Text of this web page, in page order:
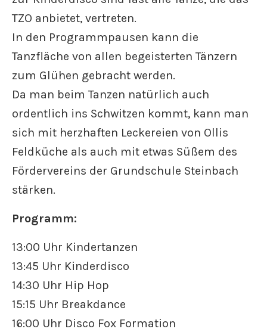
TZO anbietet, vertreten.
In den Programmpausen kann die
Tanzfläche von allen begeisterten Tänzern
zum Glühen gebracht werden.
Da man beim Tanzen natürlich auch
ordentlich ins Schwitzen kommt, kann man
sich mit herzhaften Leckereien von Ollis
Feldküche als auch mit etwas Süßem des
Fördervereins der Grundschule Steinbach
stärken.
Programm:
13:00 Uhr Kindertanzen
13:45 Uhr Kinderdisco
14:30 Uhr Hip Hop
15:15 Uhr Breakdance
16:00 Uhr Disco Fox Formation